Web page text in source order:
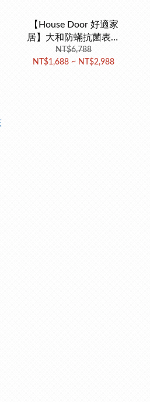
【House Door 好適家
居】大和防蟎抗菌表布
9cm厚波浪型竹炭記憶床
墊贈工學記憶枕
NT$6,788
NT$1,688 ~ NT$2,988